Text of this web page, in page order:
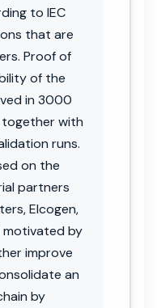
to IEC
that are
Proof of
of the
in 3000
with
runs.
on the
partners
Elcogen,
motivated by
improve
an
by